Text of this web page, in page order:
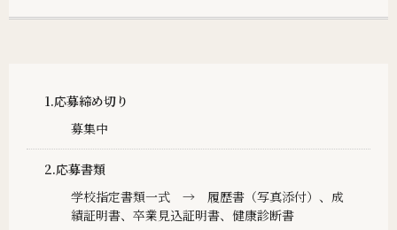
1.応募締め切り
募集中
2.応募書類
学校指定書類一式 → 履歴書（写真添付）、成
績証明書、卒業見込証明書、健康診断書